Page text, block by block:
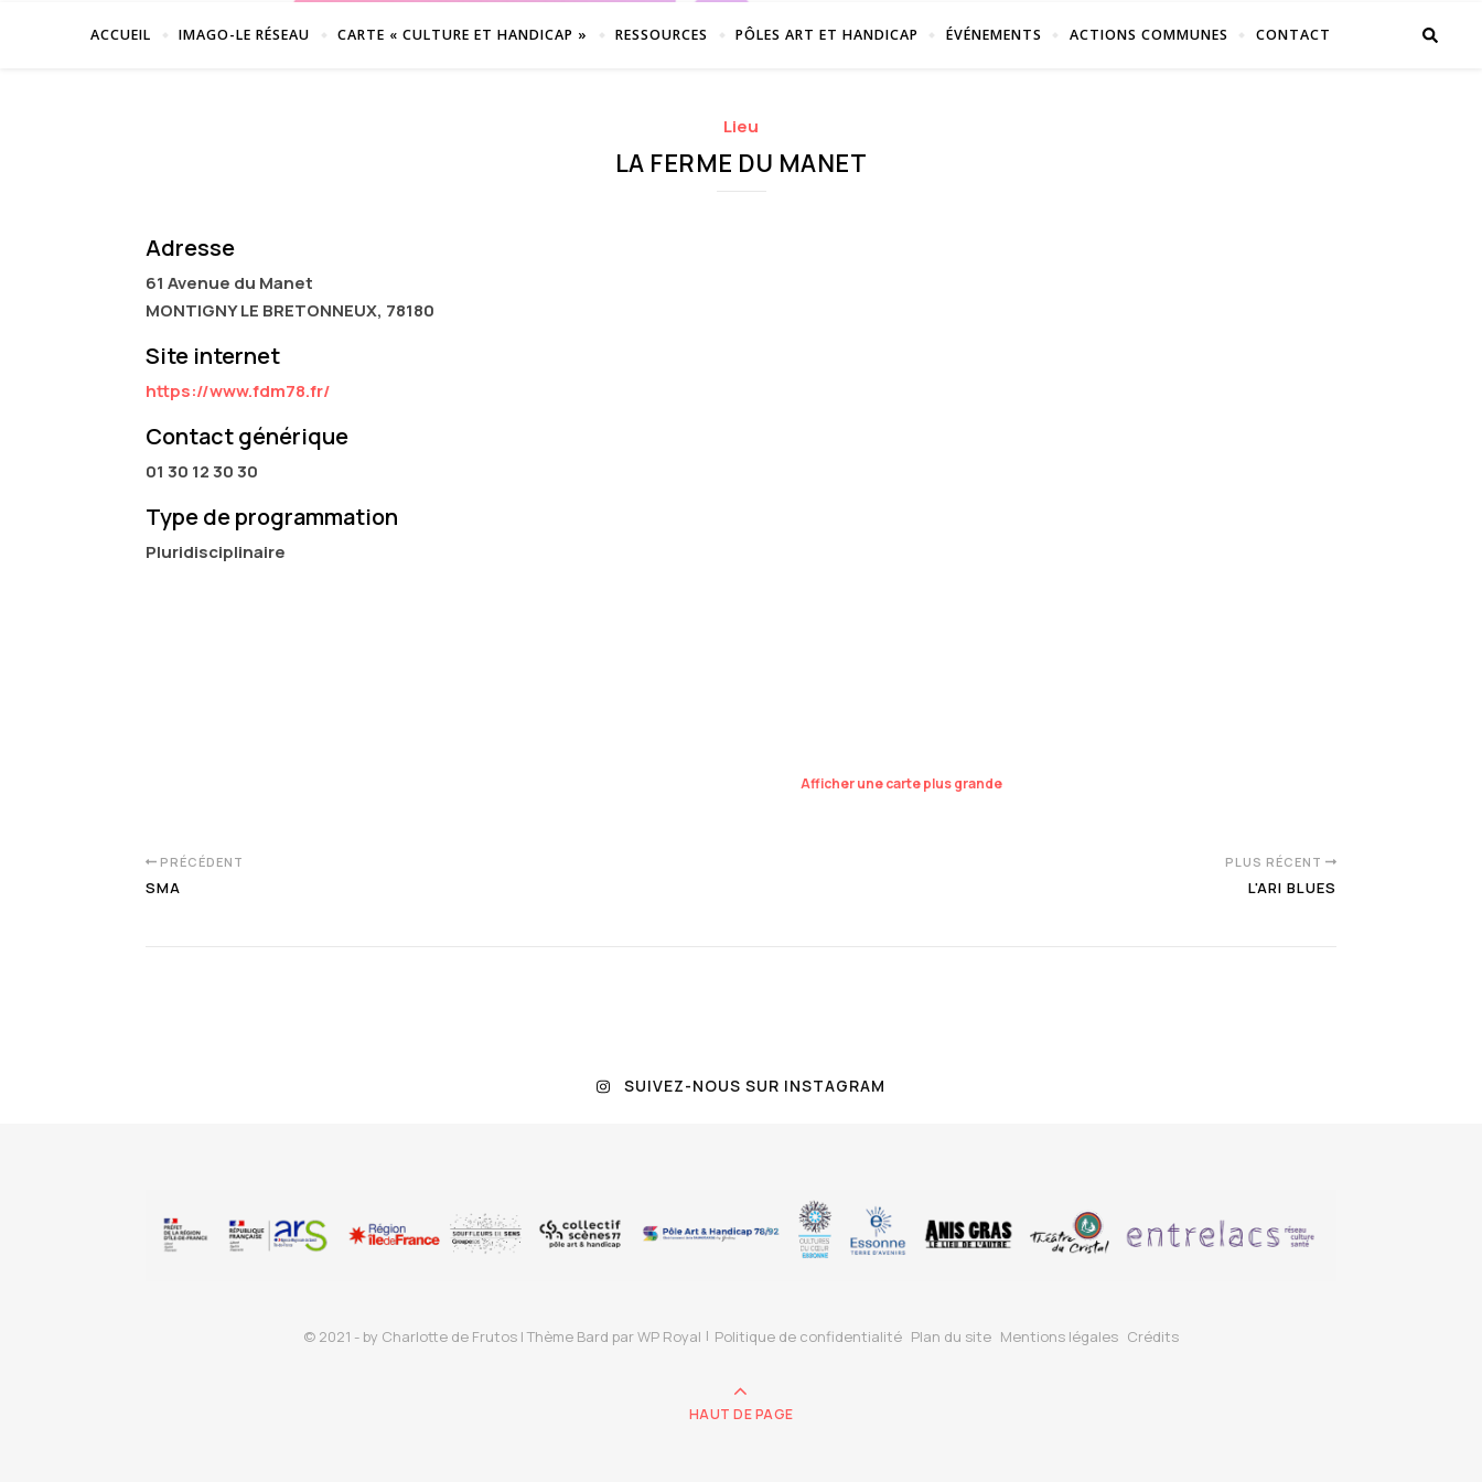
ACCUEIL IMAGO-LE RÉSEAU CARTE « CULTURE ET HANDICAP » RESSOURCES PÔLES ART ET HANDICAP ÉVÉNEMENTS ACTIONS COMMUNES CONTACT
Lieu
LA FERME DU MANET
Adresse
61 Avenue du Manet
MONTIGNY LE BRETONNEUX, 78180
Site internet
https://www.fdm78.fr/
Contact générique
01 30 12 30 30
Type de programmation
Pluridisciplinaire
Afficher une carte plus grande
PRÉCÉDENT
SMA
PLUS RÉCENT
L'ARI BLUES
SUIVEZ-NOUS SUR INSTAGRAM
© 2021 - by Charlotte de Frutos |Thème Bard parWP Royal Politique de confidentialité Plan du site Mentions légales Crédits
HAUT DE PAGE